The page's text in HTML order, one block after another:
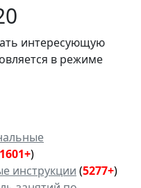
интересующую
в режиме
1601+)
инструкции (5277+)